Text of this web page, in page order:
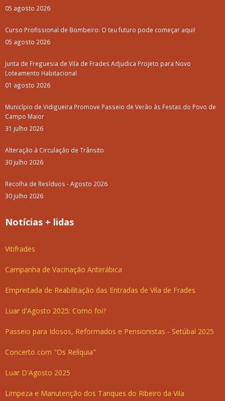
05 agosto 2026
Curso Profissional de Bombeiro: O teu futuro pode começar aqui!
05 agosto 2026
Junta de Freguesia de Vila de Frades Adjudica Projeto para Novo
Loteamento Habitacional
01 agosto 2026
Município de Vidigueira Promove Passeio de Verão às Festas do Povo de
Campo Maior
31 julho 2026
Alteração à Circulação de Trânsito
30 julho 2026
Recolha de Resíduos - Agosto 2026
30 julho 2026
Notícias + lidas
Vitifrades
Campanha de Vacinação Antirrábica
Empreitada de Reabilitação das Entradas de Vila de Frades
Luar d'Agosto 2025: Como foi?
Passeio para Idosos, Reformados e Pensionistas - Setúbal 2025
Concerto com "Os Relíquia"
Luar D'Agosto 2025
Limpeza e Manutenção dos Tanques do Ribeiro da Vila